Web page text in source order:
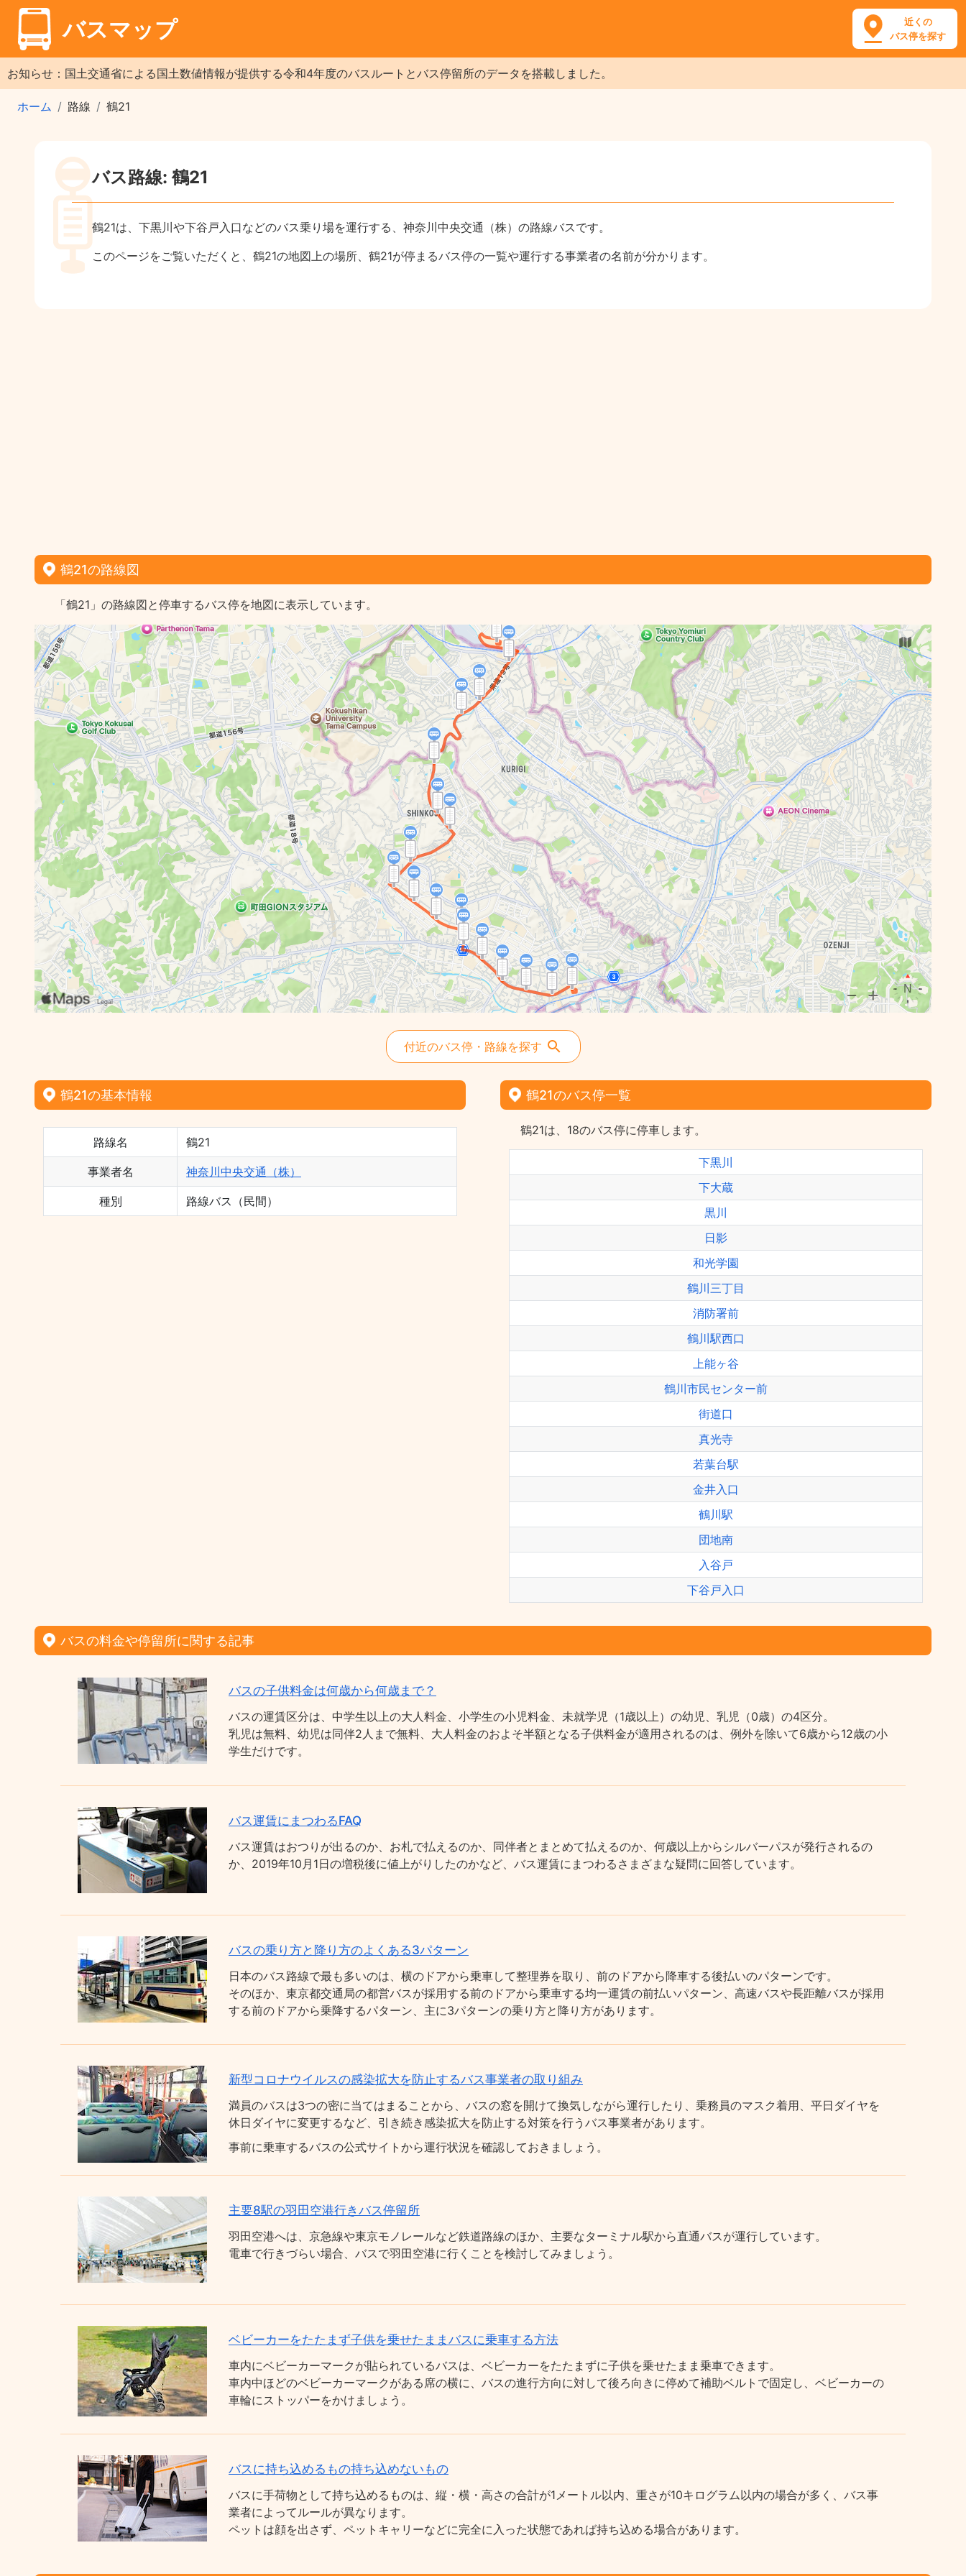
バスマップ
近くの
バス停を探す
お知らせ：国土交通省による国土数値情報が提供する令和4年度のバスルートとバス停留所のデータを搭載しました。
ホーム 路線 鶴21
バス路線: 鶴21
鶴21は、下黒川や下谷戸入口などのバス乗り場を運行する、神奈川中央交通（株）の路線バスです。
このページをご覧いただくと、鶴21の地図上の場所、鶴21が停まるバス停の一覧や運行する事業者の名前が分かります。
鶴21の路線図
「鶴21」の路線図と停車するバス停を地図に表示しています。
付近のバス停・路線を探す
鶴21の基本情報
路線名 鶴21
事業者名 神奈川中央交通（株）
種別 路線バス（民間）
鶴21のバス停一覧
鶴21は、18のバス停に停車します。
下黒川
下大蔵
黒川
日影
和光学園
鶴川三丁目
消防署前
鶴川駅西口
上能ヶ谷
鶴川市民センター前
街道口
真光寺
若葉台駅
金井入口
鶴川駅
団地南
入谷戸
下谷戸入口
バスの料金や停留所に関する記事
バスの子供料金は何歳から何歳まで？
バスの運賃区分は、中学生以上の大人料金、小学生の小児料金、未就学児（1歳以上）の幼児、乳児（0歳）の4区分。
乳児は無料、幼児は同伴2人まで無料、大人料金のおよそ半額となる子供料金が適用されるのは、例外を除いて6歳から12歳の小
学生だけです。
バス運賃にまつわるFAQ
バス運賃はおつりが出るのか、お札で払えるのか、同伴者とまとめて払えるのか、何歳以上からシルバーパスが発行されるの
か、2019年10月1日の増税後に値上がりしたのかなど、バス運賃にまつわるさまざまな疑問に回答しています。
バスの乗り方と降り方のよくある3パターン
日本のバス路線で最も多いのは、横のドアから乗車して整理券を取り、前のドアから降車する後払いのパターンです。
そのほか、東京都交通局の都営バスが採用する前のドアから乗車する均一運賃の前払いパターン、高速バスや長距離バスが採用
する前のドアから乗降するパターン、主に3パターンの乗り方と降り方があります。
新型コロナウイルスの感染拡大を防止するバス事業者の取り組み
満員のバスは3つの密に当てはまることから、バスの窓を開けて換気しながら運行したり、乗務員のマスク着用、平日ダイヤを
休日ダイヤに変更するなど、引き続き感染拡大を防止する対策を行うバス事業者があります。
事前に乗車するバスの公式サイトから運行状況を確認しておきましょう。
主要8駅の羽田空港行きバス停留所
羽田空港へは、京急線や東京モノレールなど鉄道路線のほか、主要なターミナル駅から直通バスが運行しています。
電車で行きづらい場合、バスで羽田空港に行くことを検討してみましょう。
ベビーカーをたたまず子供を乗せたままバスに乗車する方法
車内にベビーカーマークが貼られているバスは、ベビーカーをたたまずに子供を乗せたまま乗車できます。
車内中ほどのベビーカーマークがある席の横に、バスの進行方向に対して後ろ向きに停めて補助ベルトで固定し、ベビーカーの
車輪にストッパーをかけましょう。
バスに持ち込めるもの持ち込めないもの
バスに手荷物として持ち込めるものは、縦・横・高さの合計が1メートル以内、重さが10キログラム以内の場合が多く、バス事
業者によってルールが異なります。
ペットは顔を出さず、ペットキャリーなどに完全に入った状態であれば持ち込める場合があります。